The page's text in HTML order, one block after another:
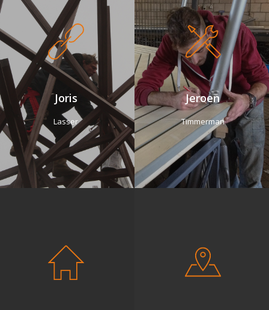
Joris
Lasser
Jeroen
Timmerman